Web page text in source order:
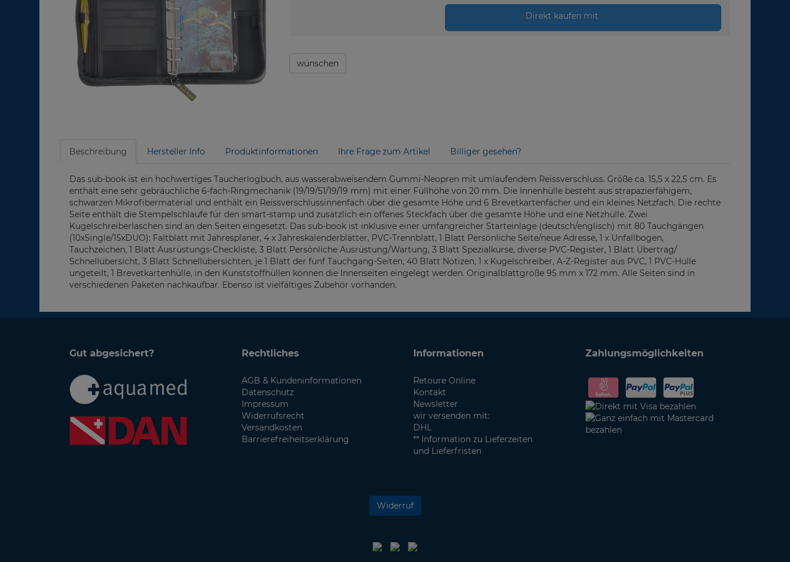
Direkt kaufen mit
wünschen
Beschreibung Hersteller Info Produktinformationen Ihre Frage zum Artikel Billiger gesehen?
Das sub-book ist ein hochwertiges Taucherlogbuch, aus wasserabweisendem Gummi-Neopren mit umlaufendem Reissverschluss. Größe ca. 15,5 x 22,5 cm. Es
enthält eine sehr gebräuchliche 6-fach-Ringmechanik (19/19/51/19/19 mm) mit einer Füllhöhe von 20 mm. Die Innenhülle besteht aus strapazierfähigem,
schwarzen Mikrofibermaterial und enthält ein Reissverschlussinnenfach über die gesamte Höhe und 6 Brevetkartenfächer und ein kleines Netzfach. Die rechte
Seite enthält die Stempelschlaufe für den smart-stamp und zusätzlich ein offenes Steckfach über die gesamte Höhe und eine Netzhülle. Zwei
Kugelschreiberlaschen sind an den Seiten eingesetzt. Das sub-book ist inklusive einer umfangreicher Starteinlage (deutsch/englisch) mit 80 Tauchgängen
(10xSingle/15xDUO): Faltblatt mit Jahresplaner, 4 x Jahreskalenderblätter, PVC-Trennblatt, 1 Blatt Persönliche Seite/neue Adresse, 1 x Unfallbogen,
Tauchzeichen, 1 Blatt Ausrüstungs-Checkliste, 3 Blatt Persönliche Ausrüstung/Wartung, 3 Blatt Spezialkurse, diverse PVC-Register, 1 Blatt Übertrag/
Schnellübersicht, 3 Blatt Schnellübersichten, je 1 Blatt der fünf Tauchgang-Seiten, 40 Blatt Notizen, 1 x Kugelschreiber, A-Z-Register aus PVC, 1 PVC-Hülle
ungeteilt, 1 Brevetkartenhülle, in den Kunststoffhüllen können die Innenseiten eingelegt werden. Originalblattgröße 95 mm x 172 mm. Alle Seiten sind in
verschiedenen Paketen nachkaufbar. Ebenso ist vielfältiges Zubehör vorhanden.
Gut abgesichert? Rechtliches
AGB & Kundeninformationen
Datenschutz
Impressum
Widerrufsrecht
Versandkosten
Barrierefreiheitserklärung
Informationen
Retoure Online
Kontakt
Newsletter
wir versenden mit:
DHL
** Information zu Lieferzeiten
und Lieferfristen
Zahlungsmöglichkeiten
Widerruf